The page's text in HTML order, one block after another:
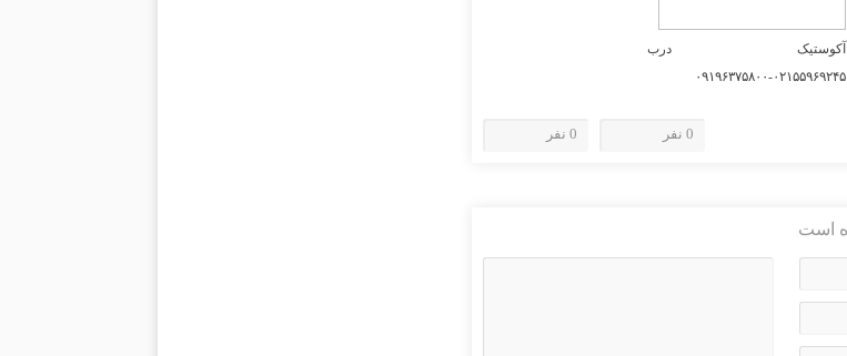
آکوستیک درب
۰۲۱۵۵۹۶۹۲۴۵-۰۹۱۹۶۳۷۵۸۰۰
0 نفر 0 نفر